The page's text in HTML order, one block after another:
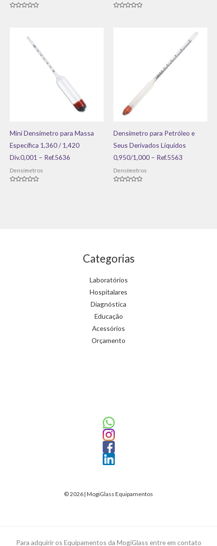
Mini Densímetro para Massa
Específica 1,360 / 1,420
Div.0,001 – Ref.5636
Densímetros
Densímetro para Petróleo e
Seus Derivados Líquidos
0,950/1,000 – Ref.5563
Densímetros
Categorias
Laboratórios
Hospitalares
Diagnóstica
Educação
Acessórios
Orçamento
© 2026 | MogiGlass Equipamentos
Para adquirir os Equipamentos da MogiGlass entre em contato